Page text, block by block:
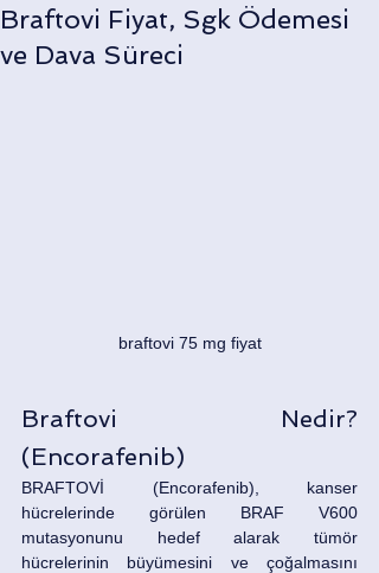
Braftovi Fiyat, Sgk Ödemesi
ve Dava Süreci
braftovi 75 mg fiyat
Braftovi Nedir?
(Encorafenib)
BRAFTOVİ (Encorafenib), kanser
hücrelerinde görülen BRAF V600
mutasyonunu hedef alarak tümör
hücrelerinin büyümesini ve çoğalmasını